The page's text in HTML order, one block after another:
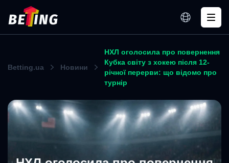
Betting.ua Новини
НХЛ оголосила про повернення
Кубка світу з хокею після 12-
річної перерви: що відомо про
турнір